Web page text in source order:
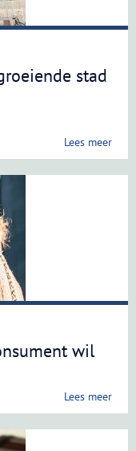
stad
Lees meer
wil
Lees meer